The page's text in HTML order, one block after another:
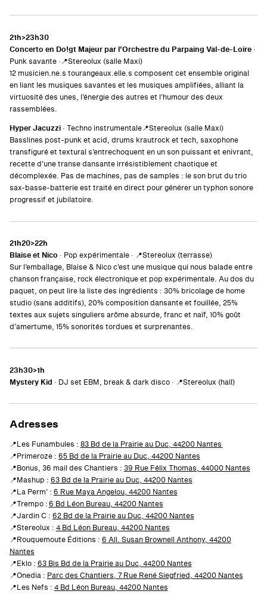
21h>23h30
Concerto en Do!gt Majeurpar l’Orchestre du Parpaing Val-de-Loire·
Punk savante ·📍Stereolux (salle Maxi)
12 musicien.ne.s tourangeaux.elle.s composent cet ensemble original
en liant les musiques savantes et les musiques amplifiées, alliant la
virtuosité des unes, l’énergie des autres et l’humour des deux
rassemblées.
Hyper Jacuzzi· Techno instrumentale📍Stereolux (salle Maxi)
Basslines post-punk et acid, drums krautrock et tech, saxophone
transfiguré et textural s’entrechoquent en un son puissant et enivrant,
recette d’une transe dansante irrésistiblement chaotique et
décomplexée. Pas de machines, pas de samples : le son brut du trio
sax-basse-batterie est traité en direct pour générer un typhon sonore
progressif et jubilatoire.
21h20>22h
Blaise et Nico · Pop expérimentale · 📍Stereolux (terrasse)
Sur l’emballage, Blaise & Nico c’est une musique qui nous balade entre
chanson française, rock électronique et pop expérimentale. Au dos du
paquet, on peut lire la liste des ingrédients : 30% bricolage de home
studio (sans additifs), 20% composition dansante et fouillée, 25%
textes aux sujets singuliers arôme absurde, franc et naïf, 10% goût
d’amertume, 15% sonorités tordues et surprenantes.
23h30>1h
Mystery Kid · DJ set EBM, break & dark disco · 📍Stereolux (hall)
Adresses
📍Les Funambules : 83 Bd de la Prairie au Duc, 44200 Nantes
📍Primeroze : 65 Bd de la Prairie au Duc, 44200 Nantes
📍Bonus, 36 mail des Chantiers : 39 Rue Félix Thomas, 44000 Nantes
📍Mashup : 63 Bd de la Prairie au Duc, 44200 Nantes
📍La Perm’ : 6 Rue Maya Angelou, 44200 Nantes
📍Trempo :6 Bd Léon Bureau, 44200 Nantes
📍Jardin C : 62 Bd de la Prairie au Duc, 44200 Nantes
📍Stereolux : 4 Bd Léon Bureau, 44200 Nantes
📍Rouquemoute Éditions : 6 All. Susan Brownell Anthony, 44200
Nantes
📍Eklo : 63 Bis Bd de la Prairie au Duc, 44200 Nantes
📍Onedia : Parc des Chantiers, 7 Rue René Siegfried, 44200 Nantes
📍Les Nefs : 4 Bd Léon Bureau, 44200 Nantes